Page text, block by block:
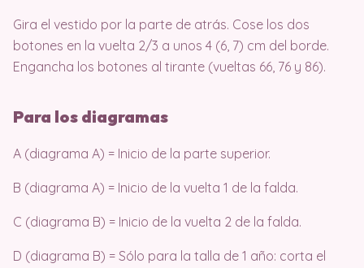
Gira el vestido por la parte de atrás. Cose los dos
botones en la vuelta 2/3 a unos 4 (6, 7) cm del borde.
Engancha los botones al tirante (vueltas 66, 76 y 86).
Para los diagramas
A (diagrama A) = Inicio de la parte superior.
B (diagrama A) = Inicio de la vuelta 1 de la falda.
C (diagrama B) = Inicio de la vuelta 2 de la falda.
D (diagrama B) = Sólo para la talla de 1 año: corta el